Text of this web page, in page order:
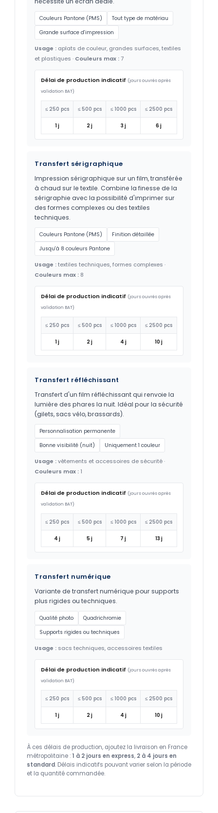
Couleurs Pantone (PMS)
Tout type de matériau
Grande surface d'impression
Usage : aplats de couleur, grandes surfaces, textiles
et plastiques · Couleurs max :7
Délai de production indicatif (jours ouvrés après
validation BAT)
≤ 250 pcs ≤ 500 pcs ≤ 1000 pcs ≤ 2500 pcs
1 j 2 j 3 j 6 j
Transfert sérigraphique
Impression sérigraphique sur un film, transférée
à chaud sur le textile. Combine la finesse de la
sérigraphie avec la possibilité d'imprimer sur
des formes complexes ou des textiles
techniques.
Couleurs Pantone (PMS)
Finition détaillée
Jusqu'à 8 couleurs Pantone
Usage :textiles techniques, formes complexes ·
Couleurs max : 8
Délai de production indicatif (jours ouvrés après
validation BAT)
≤ 250 pcs ≤ 500 pcs ≤ 1000 pcs ≤ 2500 pcs
1 j 2 j 4 j 10 j
Transfert réfléchissant
Transfert d'un film réfléchissant qui renvoie la
lumière des phares la nuit. Idéal pour la sécurité
(gilets, sacs vélo, brassards).
Personnalisation permanente
Bonne visibilité (nuit)
Uniquement 1 couleur
Usage :vêtements et accessoires de sécurité ·
Couleurs max : 1
Délai de production indicatif (jours ouvrés après
validation BAT)
≤ 250 pcs ≤ 500 pcs ≤ 1000 pcs ≤ 2500 pcs
4 j 5 j 7 j 13 j
Transfert numérique
Variante de transfert numérique pour supports
plus rigides ou techniques.
Qualité photo
Quadrichromie
Supports rigides ou techniques
Usage : sacs techniques, accessoires textiles
Délai de production indicatif (jours ouvrés après
validation BAT)
≤ 250 pcs ≤ 500 pcs ≤ 1000 pcs ≤ 2500 pcs
1 j 2 j 4 j 10 j
À ces délais de production, ajoutez la livraison en France
métropolitaine : 1 à 2 jours en express, 2 à 4 jours en
standard. Délais indicatifs pouvant varier selon la période
et la quantité commandée.